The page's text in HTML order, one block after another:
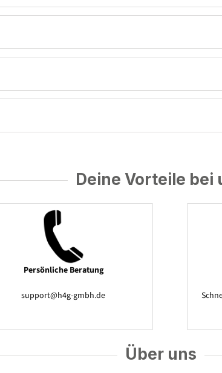
Deine Vorteile bei
Persönliche Beratung
support@h4g-gmbh.de
Über uns